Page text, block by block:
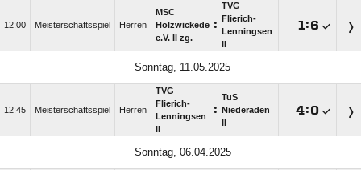
12:00 Meisterschaftsspiel Herren
MSC
Holzwickede
e.V. II zg.
:
TVG
Flierich-
Lenningsen
:
Sonntag, 11.05.2025
12:45 Meisterschaftsspiel Herren
TVG
Flierich-
Lenningsen
:
TuS
Niederaden
:
Sonntag, 06.04.2025